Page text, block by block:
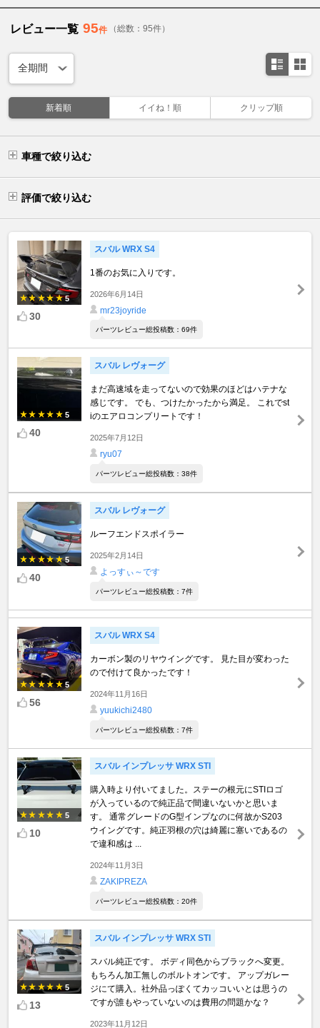
レビュー一覧 95件 （総数：95件）
新着順 イイね！順 クリップ順
車種で絞り込む
評価で絞り込む
5
30
スバル WRX S4
1番のお気に入りです。
2026年6月14日
mr23joyride
パーツレビュー総投稿数：69件
5
40
スバル レヴォーグ
まだ高速域を走ってないので効果のほどはハテナな
感じです。 でも、つけたかったから満足。 これでst
iのエアロコンプリートです！
2025年7月12日
ryu07
パーツレビュー総投稿数：38件
5
40
スバル レヴォーグ
ルーフエンドスポイラー
2025年2月14日
よっすぃ～です
パーツレビュー総投稿数：7件
5
56
スバル WRX S4
カーボン製のリヤウイングです。 見た目が変わった
ので付けて良かったです！
2024年11月16日
yuukichi2480
パーツレビュー総投稿数：7件
5
10
スバル インプレッサ WRX STI
購入時より付いてました。ステーの根元にSTIロゴ
が入っているので純正品で間違いないかと思いま
す。 通常グレードのG型インプなのに何故かS203
ウイングです。純正羽根の穴は綺麗に塞いであるの
で違和感は ...
2024年11月3日
ZAKIPREZA
パーツレビュー総投稿数：20件
5
13
スバル インプレッサ WRX STI
スバル純正です。 ボディ同色からブラックへ変更。
もちろん加工無しのボルトオンです。 アップガレー
ジにて購入。社外品っぽくてカッコいいとは思うの
ですが誰もやっていないのは費用の問題かな？
2023年11月12日